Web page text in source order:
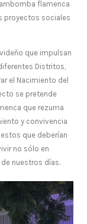
flamenca
proyectos sociales
que impulsan
Distritos,
el Nacimiento del
se pretende
que rezuma
y convivencia
que deberían
no sólo en
nuestros días.